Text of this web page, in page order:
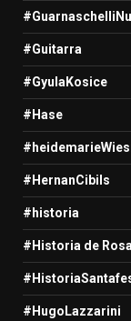
#Guitarra
#GyulaKosice
#Hase
#HernanCibils
#historia
#Historia de
#HugoLazzarini